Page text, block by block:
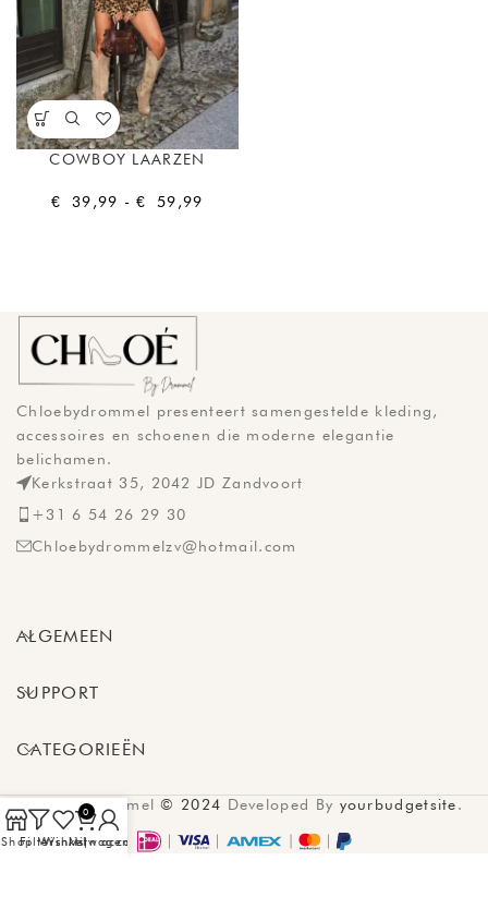
COWBOY LAARZEN
€ 39,99 - € 59,99
Chloebydrommel presenteert samengestelde kleding,
accessoires en schoenen die moderne elegantie
belichamen.
Kerkstraat 35, 2042 JD Zandvoort
+31 6 54 26 29 30
Chloebydrommelzv@hotmail.com
ALGEMEEN
SUPPORT
CATEGORIEËN
chloebydrommel © 2024 Developed By yourbudgetsite.
ShopFiltersWishlist
0
Winkelwagen
Mijn account